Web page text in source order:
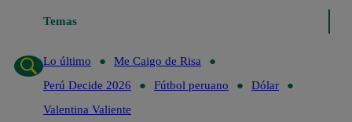
Temas
Lo último
Me Caigo de Risa
Perú Decide 2026
Fútbol peruano
Dólar
Valentina Valiente